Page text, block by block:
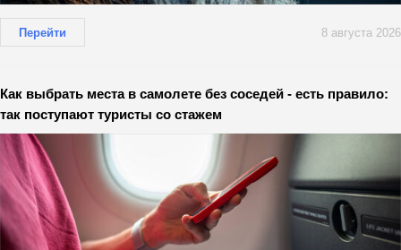
Перейти 8 августа 2026
Как выбрать места в самолете без соседей - есть правило:
так поступают туристы со стажем